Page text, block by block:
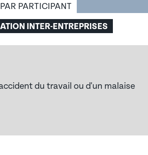
DE L’EXPÉRIENCE)
: Laho
PARTICIPANT
INTER-ENTREPRISES
du travail ou d'un malaise